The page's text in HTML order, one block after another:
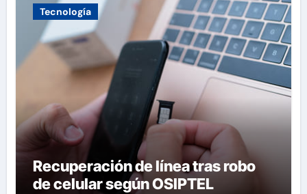
Tecnología
Recuperación de línea tras robo
de celular según OSIPTEL